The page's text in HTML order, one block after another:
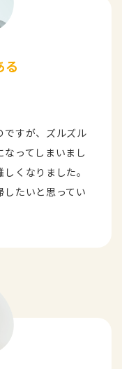
る
ですが、ズルズル
ってしまいまし
くなりました。
たいと思ってい